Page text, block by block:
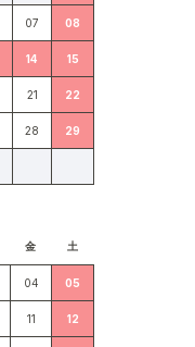
07 08
14 15
21 22
28 29
金 土
04 05
11 12